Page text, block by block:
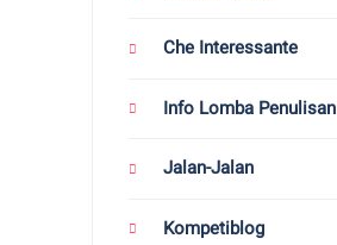
Che Interessante
Info Lomba Penulisan
Jalan-Jalan
Kompetiblog